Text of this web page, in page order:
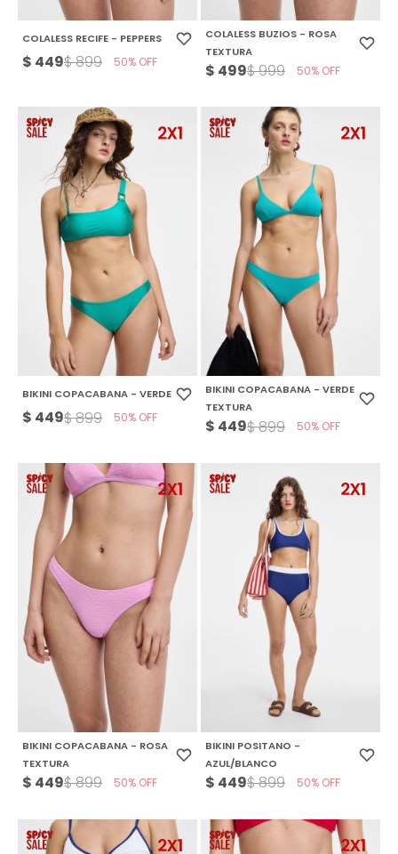
COLALESS RECIFE - PEPPERS
$ 449$899 50
COLALESS BUZIOS - ROSA
TEXTURA
$ 499$999 50
BIKINI COPACABANA - VERDE
$ 449$899 50
BIKINI COPACABANA - VERDE
TEXTURA
$ 449$899 50
BIKINI COPACABANA - ROSA
TEXTURA
$ 449$899 50
BIKINI POSITANO -
AZUL/BLANCO
$ 449$899 50